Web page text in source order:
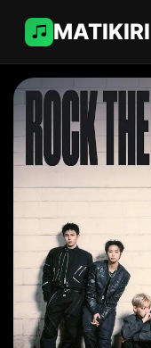
MATIKIRI